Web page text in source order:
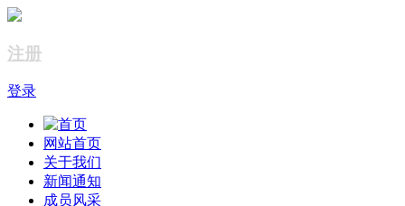
注册
登录
网站首页
关于我们
新闻通知
成员风采